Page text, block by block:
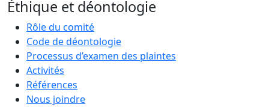
Éthique et déontologie
Rôle du comité
Code de déontologie
Processus d’examen des plaintes
Activités
Références
Nous joindre